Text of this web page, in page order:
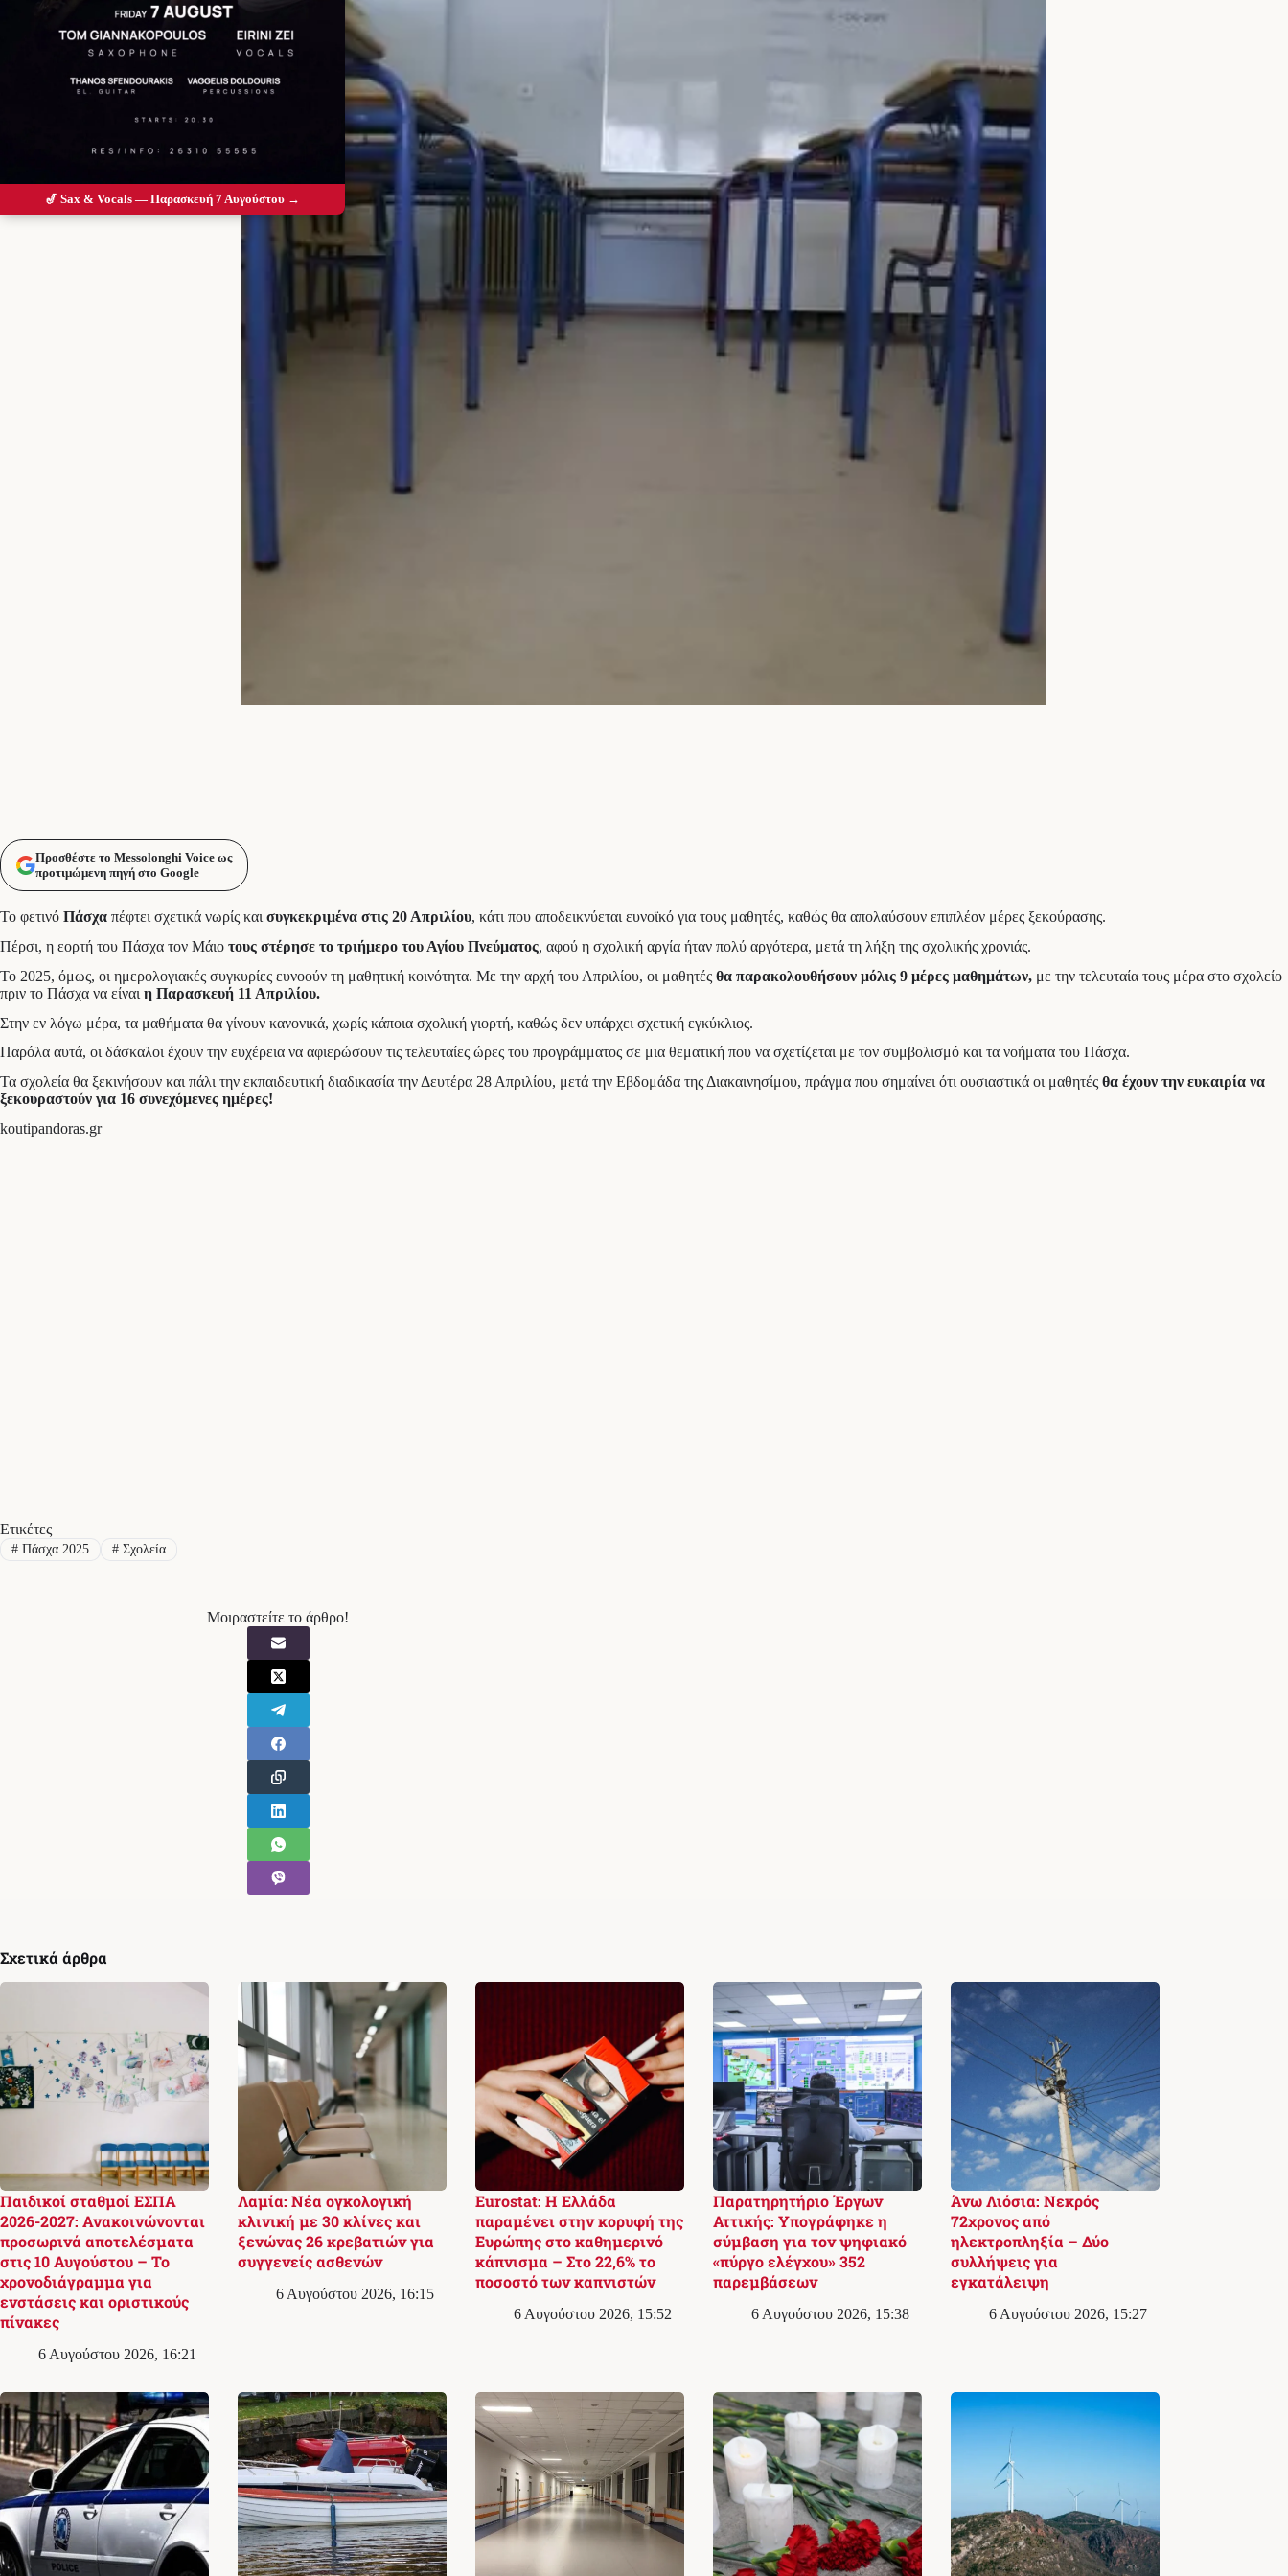
Προσθέστε το Messolonghi Voice ως
προτιμώμενη πηγή στο Google
Το φετινό Πάσχα πέφτει σχετικά νωρίς και συγκεκριμένα στις 20 Απριλίου, κάτι που αποδεικνύεται ευνοϊκό για τους μαθητές, καθώς θα απολαύσουν επιπλέον μέρες ξεκούρασης.
Πέρσι, η εορτή του Πάσχα τον Μάιο τους στέρησε το τριήμερο του Αγίου Πνεύματος, αφού η σχολική αργία ήταν πολύ αργότερα, μετά τη λήξη της σχολικής χρονιάς.
Το 2025, όμως, οι ημερολογιακές συγκυρίες ευνοούν τη μαθητική κοινότητα. Με την αρχή του Απριλίου, οι μαθητές θα παρακολουθήσουν μόλις 9 μέρες μαθημάτων, με την τελευταία τους μέρα στο σχολείο
πριν το Πάσχα να είναι η Παρασκευή 11 Απριλίου.
Στην εν λόγω μέρα, τα μαθήματα θα γίνουν κανονικά, χωρίς κάποια σχολική γιορτή, καθώς δεν υπάρχει σχετική εγκύκλιος.
Παρόλα αυτά, οι δάσκαλοι έχουν την ευχέρεια να αφιερώσουν τις τελευταίες ώρες του προγράμματος σε μια θεματική που να σχετίζεται με τον συμβολισμό και τα νοήματα του Πάσχα.
Τα σχολεία θα ξεκινήσουν και πάλι την εκπαιδευτική διαδικασία την Δευτέρα 28 Απριλίου, μετά την Εβδομάδα της Διακαινησίμου, πράγμα που σημαίνει ότι ουσιαστικά οι μαθητές θα έχουν την ευκαιρία να
ξεκουραστούν για 16 συνεχόμενες ημέρες!
koutipandoras.gr
Ετικέτες
#Πάσχα 2025 #Σχολεία
Μοιραστείτε το άρθρο!
Σχετικά άρθρα
Παιδικοί σταθμοί ΕΣΠΑ
2026-2027: Ανακοινώνονται
προσωρινά αποτελέσματα
στις 10 Αυγούστου – Το
χρονοδιάγραμμα για
ενστάσεις και οριστικούς
πίνακες
6 Αυγούστου 2026, 16:21
Λαμία: Νέα ογκολογική
κλινική με 30 κλίνες και
ξενώνας 26 κρεβατιών για
συγγενείς ασθενών
6 Αυγούστου 2026, 16:15
Eurostat: Η Ελλάδα
παραμένει στην κορυφή της
Ευρώπης στο καθημερινό
κάπνισμα – Στο 22,6% το
ποσοστό των καπνιστών
6 Αυγούστου 2026, 15:52
Παρατηρητήριο Έργων
Αττικής: Υπογράφηκε η
σύμβαση για τον ψηφιακό
«πύργο ελέγχου» 352
παρεμβάσεων
6 Αυγούστου 2026, 15:38
Άνω Λιόσια: Νεκρός
72χρονος από
ηλεκτροπληξία – Δύο
συλλήψεις για
εγκατάλειψη
6 Αυγούστου 2026, 15:27
🎷 Sax & Vocals — Παρασκευή 7 Αυγούστου →